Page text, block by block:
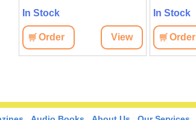
In Stock
Order View
In Stock
Order